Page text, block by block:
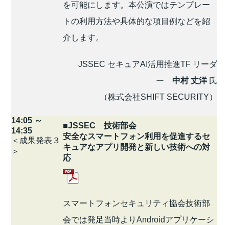
を可能にします。本公演ではテンプレー
トの利用方法や具体的な項目例などを紹
介します。
JSSEC セキュアAI活用推進TF リーダ
ー中村 丈洋氏
（株式会社SHIFT SECURITY）
14:05 ～
14:35
＜成果発表３
＞
■JSSEC 技術部会
安全なスマートフォン利用を促進するセ
キュアなアプリ開発と新しい技術への対
応
スマートフォンセキュリティ協会技術部
会では発足当時よりAndroidアプリケーシ